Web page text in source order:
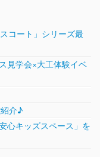
コート」シリーズ最
見学会×大工体験イベ
介♪
心キッズスペース」を